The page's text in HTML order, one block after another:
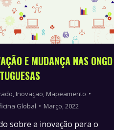
E MUDANÇA NAS ONGD
, Inovação, Mapeamento
Global Março, 2022
sobre a inovação para o